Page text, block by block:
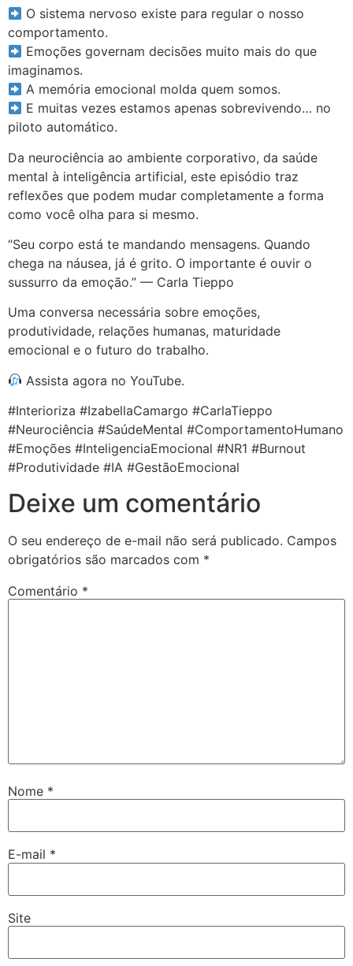
O sistema nervoso existe para regular o nosso
comportamento.
Emoções governam decisões muito mais do que
imaginamos.
A memória emocional molda quem somos.
E muitas vezes estamos apenas sobrevivendo… no
piloto automático.
Da neurociência ao ambiente corporativo, da saúde
mental à inteligência artificial, este episódio traz
reflexões que podem mudar completamente a forma
como você olha para si mesmo.
“Seu corpo está te mandando mensagens. Quando
chega na náusea, já é grito. O importante é ouvir o
sussurro da emoção.” — Carla Tieppo
Uma conversa necessária sobre emoções,
produtividade, relações humanas, maturidade
emocional e o futuro do trabalho.
Assista agora no YouTube.
#Interioriza #IzabellaCamargo #CarlaTieppo
#Neurociência #SaúdeMental #ComportamentoHumano
#Emoções #InteligenciaEmocional #NR1 #Burnout
#Produtividade #IA #GestãoEmocional
Deixe um comentário
O seu endereço de e-mail não será publicado. Campos
obrigatórios são marcados com *
Comentário *
Nome *
E-mail *
Site